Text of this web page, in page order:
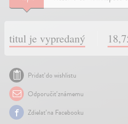
titul je vypredaný
Pridať do wishlistu
Odporučiť známemu
Zdielať na Facebooku